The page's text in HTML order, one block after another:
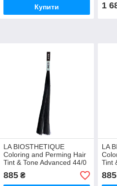
Купити 1
LA BIOSTHETIQUE
Coloring and Perming Hair
Tint & Tone Advanced 44/0
волос - 44/0
885₴
LA
Tint
- 9/2
885